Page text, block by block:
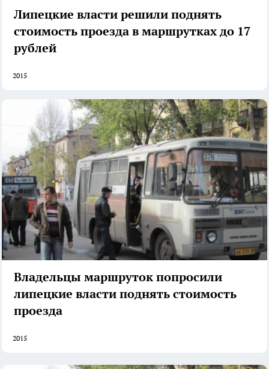
Липецкие власти решили поднять
стоимость проезда в маршрутках до 17
рублей
2015
Владельцы маршруток попросили
липецкие власти поднять стоимость
проезда
2015